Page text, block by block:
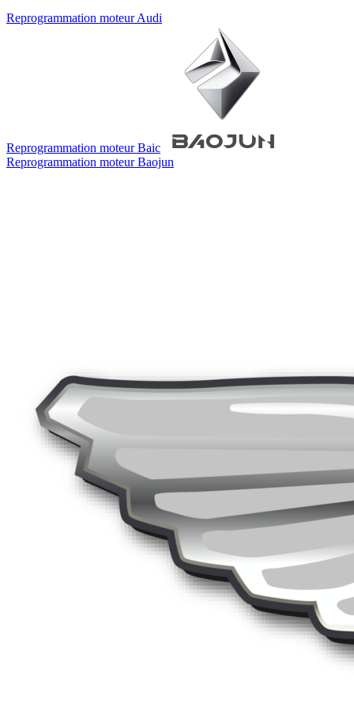
Reprogrammation moteurAudi
Reprogrammation moteurBaic
Reprogrammation moteurBaojun